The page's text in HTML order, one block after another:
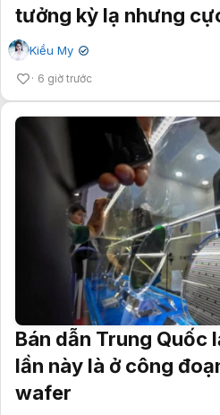
tưởng kỳ lạ nhưng
Kiều My ✔
6 giờ trước
Bán dẫn Trung Quốc
lần này là ở công
wafer